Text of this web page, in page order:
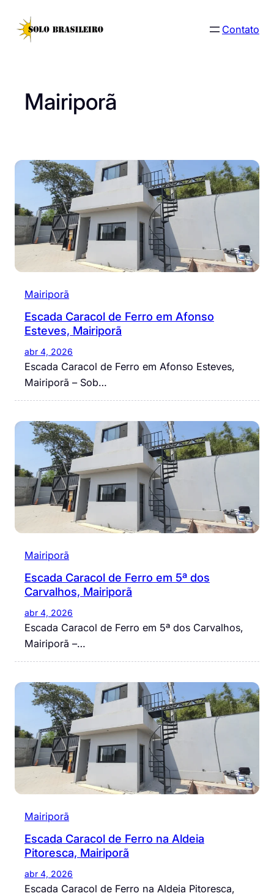
para
Contato
Mairiporã
Mairiporã
Escada Caracol de Ferro em Afonso
Esteves, Mairiporã
abr 4, 2026
Escada Caracol de Ferro em Afonso Esteves,
Mairiporã – Sob…
Mairiporã
Escada Caracol de Ferro em 5ª dos
Carvalhos, Mairiporã
abr 4, 2026
Escada Caracol de Ferro em 5ª dos Carvalhos,
Mairiporã –…
Mairiporã
Escada Caracol de Ferro na Aldeia
Pitoresca, Mairiporã
abr 4, 2026
Escada Caracol de Ferro na Aldeia Pitoresca,